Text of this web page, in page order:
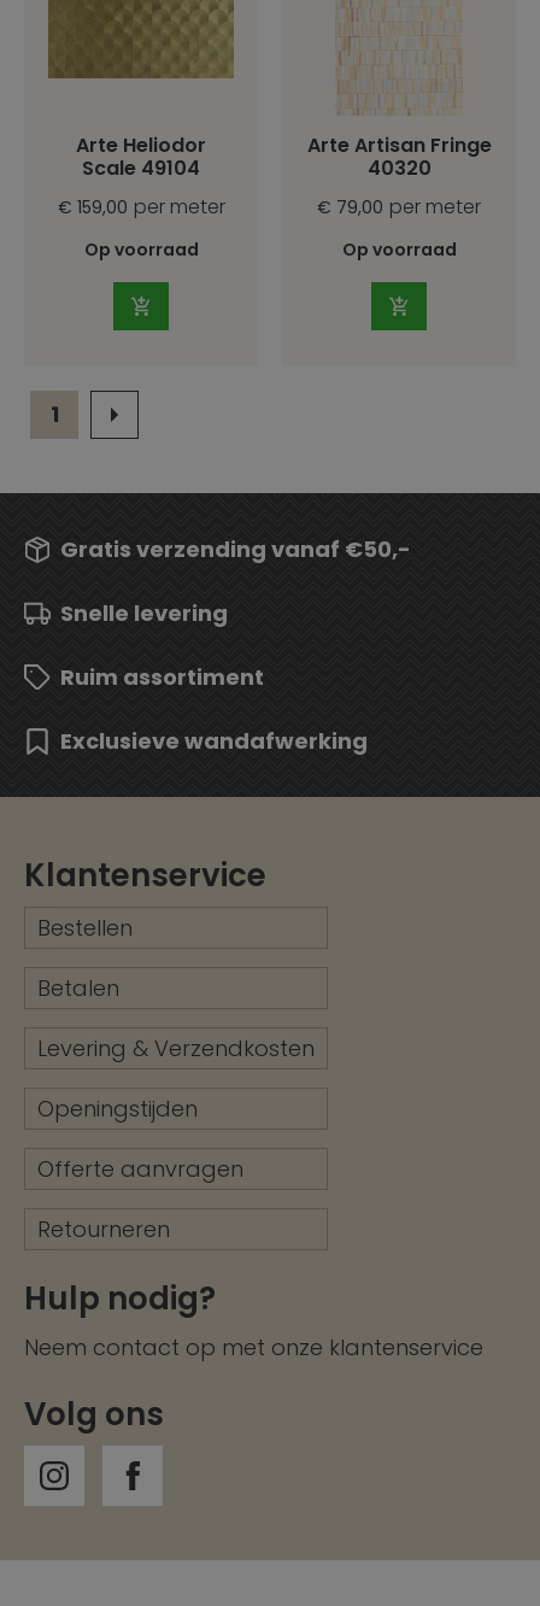
Arte Heliodor
Scale 49104
€ 159,00 per meter
Op voorraad
Arte Artisan Fringe
40320
€ 79,00 per meter
Op voorraad
1
Gratis verzending vanaf €50,-
Snelle levering
Ruim assortiment
Exclusieve wandafwerking
Klantenservice
Bestellen
Betalen
Levering & Verzendkosten
Openingstijden
Offerte aanvragen
Retourneren
Hulp nodig?
Neem contact op met onze klantenservice
Volg ons